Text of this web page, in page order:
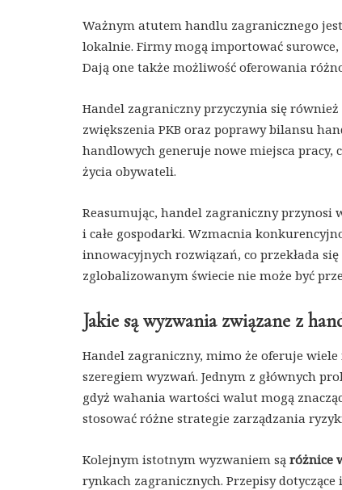
Ważnym atutem handlu zagranicznego
lokalnie. Firmy mogą importować
Dają one także możliwość oferowania
Handel zagraniczny przyczynia się również
zwiększenia PKB oraz poprawy bilansu
handlowych generuje nowe miejsca pracy,
życia obywateli.
Reasumując, handel zagraniczny przynosi
i całe gospodarki. Wzmacnia
innowacyjnych rozwiązań, co przekłada
zglobalizowanym świecie nie może być
Jakie są wyzwania związane z
Handel zagraniczny, mimo że oferuje
szeregiem wyzwań. Jednym z głównych
gdyż wahania wartości walut mogą
stosować różne strategie zarządzania
Kolejnym istotnym wyzwaniem są różnice
rynkach zagranicznych. Przepisy